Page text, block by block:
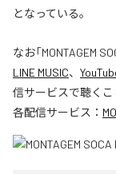
となっている。
なお「MONTAGEM
LINE MUSIC、
信サービスで聴くこ
各配信サービス：